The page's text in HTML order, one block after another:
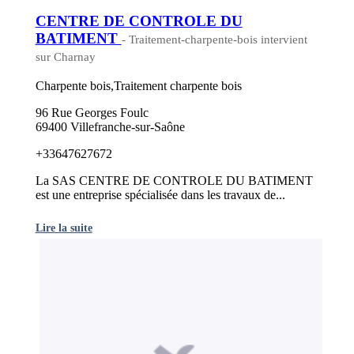
CENTRE DE CONTROLE DU
BATIMENT - Traitement-charpente-bois intervient
sur Charnay
Charpente bois,Traitement charpente bois
96 Rue Georges Foulc
69400 Villefranche-sur-Saône
+33647627672
La SAS CENTRE DE CONTROLE DU BATIMENT
est une entreprise spécialisée dans les travaux de...
Lire la suite